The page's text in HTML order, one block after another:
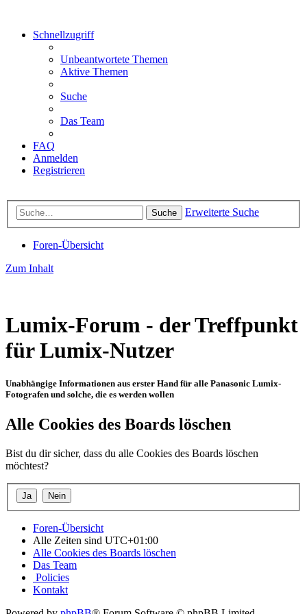
Schnellzugriff
Unbeantwortete Themen
Aktive Themen
Suche
Das Team
FAQ
Anmelden
Registrieren
Suche Erweiterte Suche
Foren-Übersicht
Zum Inhalt
Lumix-Forum - der Treffpunkt
für Lumix-Nutzer
Unabhängige Informationen aus erster Hand für alle Panasonic Lumix-
Fotografen und solche, die es werden wollen
Alle Cookies des Boards löschen
Bist du dir sicher, dass du alle Cookies des Boards löschen
möchtest?
Foren-Übersicht
Alle Zeiten sind UTC+01:00
Alle Cookies des Boards löschen
Das Team
Policies
Kontakt